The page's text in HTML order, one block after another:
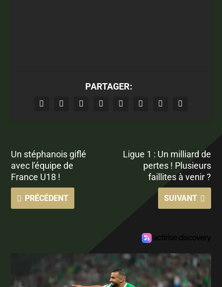
PARTAGER:
Un stéphanois giflé
avec l'équipe de
France U18 !
PRÉCÉDENT
Ligue 1 : Un milliard de
pertes ! Plusieurs
faillites à venir ?
SUIVANT